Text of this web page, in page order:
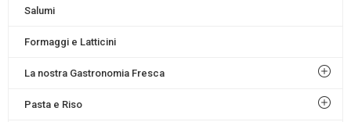
Salumi
Formaggi e Latticini
La nostra Gastronomia Fresca
Pasta e Riso